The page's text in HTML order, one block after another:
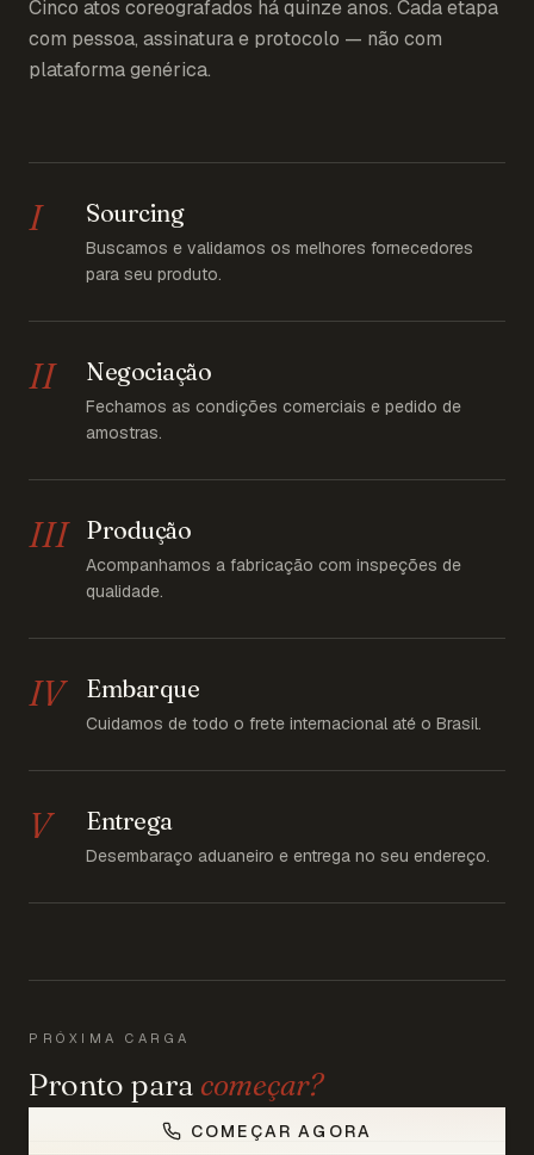
Cinco atos coreografados há quinze anos. Cada etapa
com pessoa, assinatura e protocolo — não com
plataforma genérica.
I Sourcing
Buscamos e validamos os melhores fornecedores
para seu produto.
II Negociação
Fechamos as condições comerciais e pedido de
amostras.
III Produção
Acompanhamos a fabricação com inspeções de
qualidade.
IV Embarque
Cuidamos de todo o frete internacional até o Brasil.
V Entrega
Desembaraço aduaneiro e entrega no seu endereço.
PRÓXIMA CARGA
Pronto para começar?
COMEÇAR AGORA